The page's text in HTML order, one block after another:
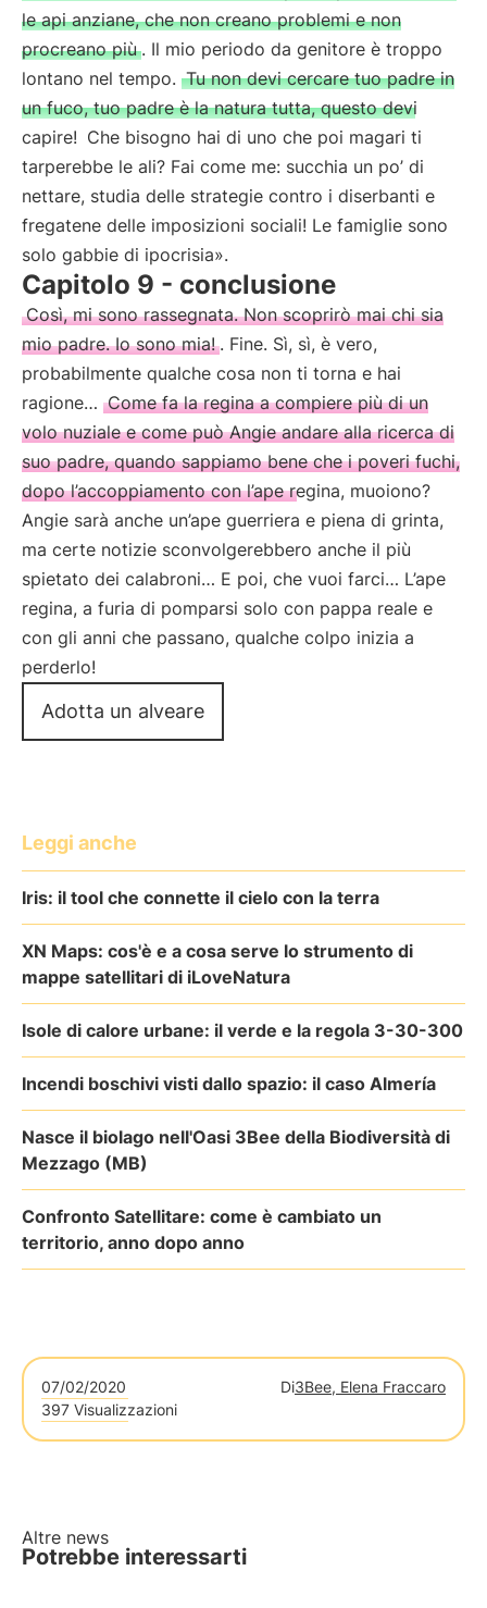
le api anziane, che non creano problemi e non
procreano più . Il mio periodo da genitore è troppo
lontano nel tempo. Tu non devi cercare tuo padre in
un fuco, tuo padre è la natura tutta, questo devi
capire! Che bisogno hai di uno che poi magari ti
tarperebbe le ali? Fai come me: succhia un po’ di
nettare, studia delle strategie contro i diserbanti e
fregatene delle imposizioni sociali! Le famiglie sono
solo gabbie di ipocrisia».
Capitolo 9 - conclusione
Così, mi sono rassegnata. Non scoprirò mai chi sia
mio padre. Io sono mia! . Fine. Sì, sì, è vero,
probabilmente qualche cosa non ti torna e hai
ragione… Come fa la regina a compiere più di un
volo nuziale e come può Angie andare alla ricerca di
suo padre, quando sappiamo bene che i poveri fuchi,
dopo l’accoppiamento con l’ape regina, muoiono?
Angie sarà anche un’ape guerriera e piena di grinta,
ma certe notizie sconvolgerebbero anche il più
spietato dei calabroni… E poi, che vuoi farci… L’ape
regina, a furia di pomparsi solo con pappa reale e
con gli anni che passano, qualche colpo inizia a
perderlo!
Adotta un alveare
Leggi anche
Iris: il tool che connette il cielo con la terra
XN Maps: cos'è e a cosa serve lo strumento di
mappe satellitari di iLoveNatura
Isole di calore urbane: il verde e la regola 3-30-300
Incendi boschivi visti dallo spazio: il caso Almería
Nasce il biolago nell'Oasi 3Bee della Biodiversità di
Mezzago (MB)
Confronto Satellitare: come è cambiato un
territorio, anno dopo anno
07/02/2020 Di3Bee, Elena Fraccaro
397 Visualizzazioni
Altre news
Potrebbe interessarti